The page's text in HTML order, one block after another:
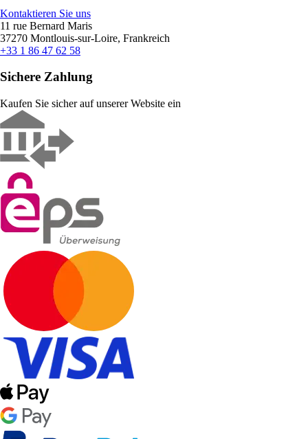
Kontaktieren Sie uns
11 rue Bernard Maris
37270 Montlouis-sur-Loire, Frankreich
+33 1 86 47 62 58
Sichere Zahlung
Kaufen Sie sicher auf unserer Website ein